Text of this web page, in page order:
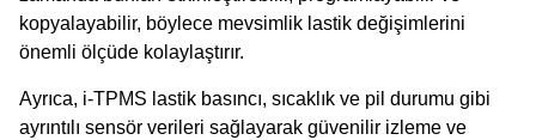
kopyalayabilir, böylece mevsimlik lastik değişimlerini
önemli ölçüde kolaylaştırır.
Ayrıca, i-TPMS lastik basıncı, sıcaklık ve pil durumu gibi
ayrıntılı sensör verileri sağlayarak güvenilir izleme ve